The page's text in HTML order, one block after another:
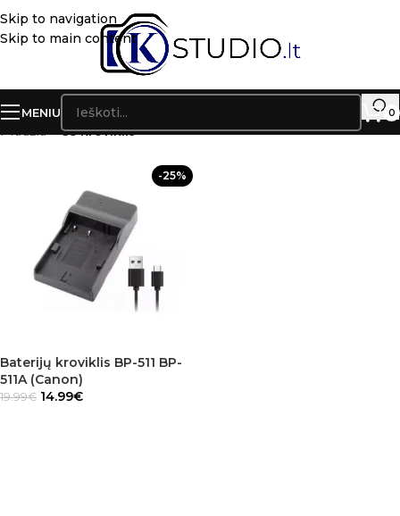
Skip to navigation
Skip to main content
MENIU 0
Pradžia»G5 kroviklis
-25%
Baterijų kroviklis BP-511 BP-
511A (Canon)
19.99€ 14.99€